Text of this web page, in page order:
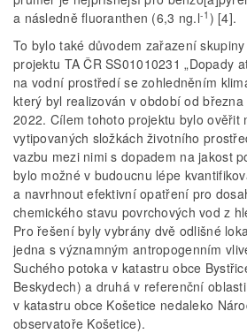
a následně fluoranthen (6,3 ng.l-1 ) [4].
To bylo také důvodem zařazení
projektu TA ČR SS01010231 „Dopady
na vodní prostředí se zohledněním
který byl realizován v období od
2022. Cílem tohoto projektu bylo ověřit
vytipovaných složkách životního
vazbu mezi nimi s dopadem na jakost
bylo možné v budoucnu lépe
a navrhnout efektivní opatření pro
chemického stavu povrchových vod z
Pro řešení byly vybrány dvě odlišné
jedna s významným antropogenním
Suchého potoka v katastru obce
Beskydech) a druhá v referenční
v katastru obce Košetice nedaleko
observatoře Košetice).